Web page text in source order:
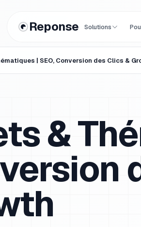
Reponse Solutions
| SEO, Conversion des Clics &
&